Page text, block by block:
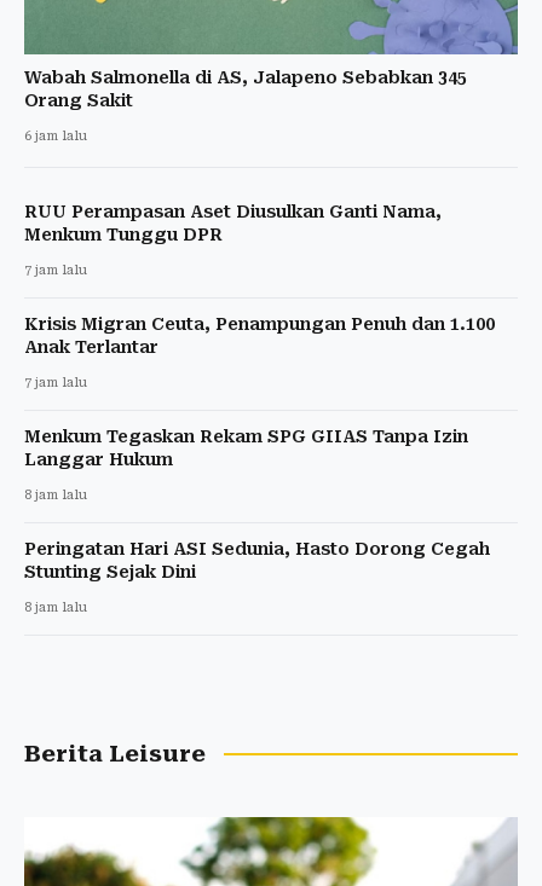
Wabah Salmonella di AS, Jalapeno Sebabkan 345
Orang Sakit
6 jam lalu
RUU Perampasan Aset Diusulkan Ganti Nama,
Menkum Tunggu DPR
7 jam lalu
Krisis Migran Ceuta, Penampungan Penuh dan 1.100
Anak Terlantar
7 jam lalu
Menkum Tegaskan Rekam SPG GIIAS Tanpa Izin
Langgar Hukum
8 jam lalu
Peringatan Hari ASI Sedunia, Hasto Dorong Cegah
Stunting Sejak Dini
8 jam lalu
Berita Leisure